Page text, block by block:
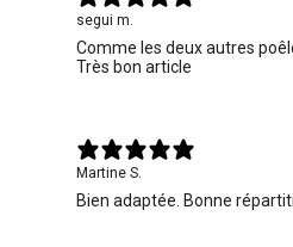
segui m.
Comme les deux autres
Très bon article
Martine S.
Bien adaptée. Bonne